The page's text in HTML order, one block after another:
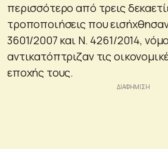
περισσότερο από τρεις
τροποποιήσεις που
3601/2007 και Ν. 4261/2014,
αντικατόπτριζαν τις
εποχής τους.